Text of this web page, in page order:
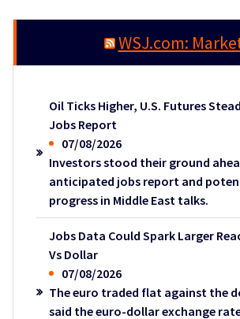
WSJ.com:
Oil Ticks Higher, U.S. Futures
Jobs Report
07/08/2026
Investors stood their ground
anticipated jobs report and
progress in Middle East talks.
Jobs Data Could Spark Larger
Vs Dollar
07/08/2026
The euro traded flat against the
said the euro-dollar exchange